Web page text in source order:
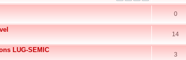
0
14
LUG-SEMIC
3